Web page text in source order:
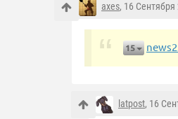
axes, 16 Сентября
15
latpost, 16